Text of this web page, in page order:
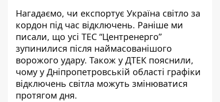
Нагадаємо, чи експортує Україна світло за
кордон під час відключень. Раніше ми
писали, що усі ТЕС “Центренерго”
зупинилися після наймасованішого
ворожого удару. Також у ДТЕК пояснили,
чому у Дніпропетровській області графіки
відключень світла можуть змінюватися
протягом дня.